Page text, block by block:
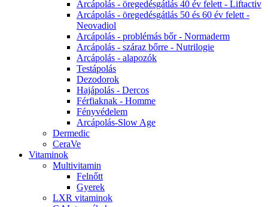
Arcápolás - öregedésgátlás 40 év felett - Liftactiv
Arcápolás - öregedésgátlás 50 és 60 év felett -
Neovadiol
Arcápolás - problémás bőr - Normaderm
Arcápolás - száraz bőrre - Nutrilogie
Arcápolás - alapozók
Testápolás
Dezodorok
Hajápolás - Dercos
Férfiaknak - Homme
Fényvédelem
Arcápolás-Slow Age
Dermedic
CeraVe
Vitaminok
Multivitamin
Felnőtt
Gyerek
LXR vitaminok